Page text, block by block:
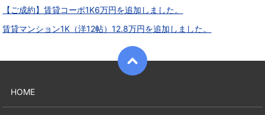
【ご成約】賃貸コーポ1K6万円を追加しました。
賃貸マンション1K（洋12帖）12.8万円を追加しました。
HOME